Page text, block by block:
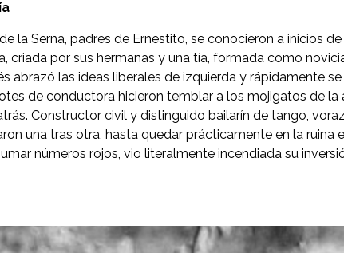
la Serna, padres de Ernestito, se conocieron a inicios
criada por sus hermanas y una tía, formada como
abrazó las ideas liberales de izquierda y rápidamente
de conductora hicieron temblar a los mojigatos de la
Constructor civil y distinguido bailarín de tango,
una tras otra, hasta quedar prácticamente en la
números rojos, vio literalmente incendiada su